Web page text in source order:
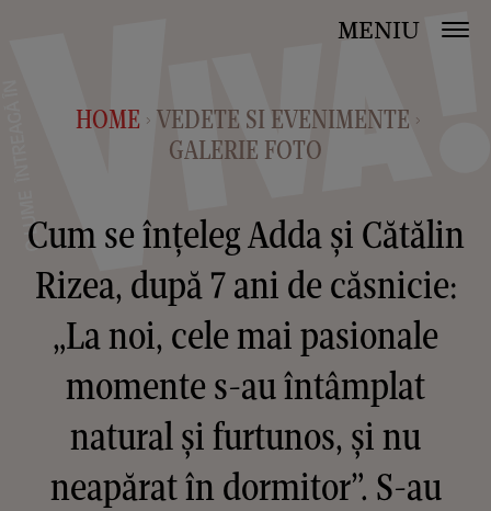
MENIU
HOME > VEDETE SI EVENIMENTE >
GALERIE FOTO
Cum se înțeleg Adda și Cătălin
Rizea, după 7 ani de căsnicie:
„La noi, cele mai pasionale
momente s-au întâmplat
natural și furtunos, și nu
neapărat în dormitor”. S-au